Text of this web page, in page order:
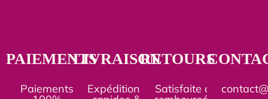
PAIEMENTS
Paiements
LIVRAISON
Expéditions
RETOURS
Satisfaite ou